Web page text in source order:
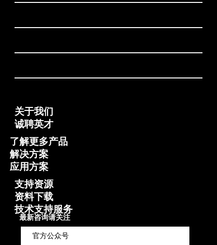
关于我们
诚聘英才
了解更多产品
解决方案
应用方案
支持资源
资料下载
技术支持服务
最新咨询请关注
官方公众号